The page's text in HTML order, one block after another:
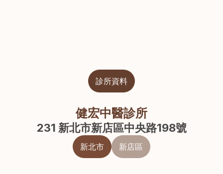
診所資料
健宏中醫診所
231 新北市新店區中央路198號
新北市 新店區